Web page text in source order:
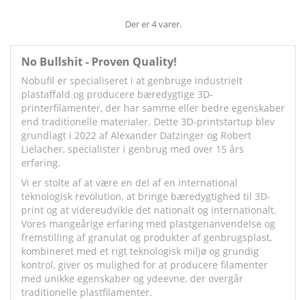
Der er 4 varer.
No Bullshit - Proven Quality!
Nobufil er specialiseret i at genbruge industrielt
plastaffald og producere bæredygtige 3D-
printerfilamenter, der har samme eller bedre egenskaber
end traditionelle materialer. Dette 3D-printstartup blev
grundlagt i 2022 af Alexander Datzinger og Robert
Lielacher, specialister i genbrug med over 15 års
erfaring.
Vi er stolte af at være en del af en international
teknologisk revolution, at bringe bæredygtighed til 3D-
print og at videreudvikle det nationalt og internationalt.
Vores mangeårige erfaring med plastgenanvendelse og
fremstilling af granulat og produkter af genbrugsplast,
kombineret med et rigt teknologisk miljø og grundig
kontrol, giver os mulighed for at producere filamenter
med unikke egenskaber og ydeevne, der overgår
traditionelle plastfilamenter.